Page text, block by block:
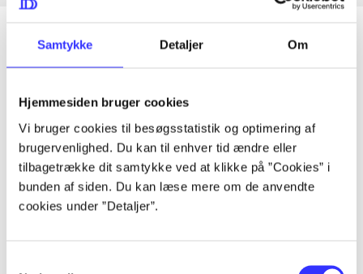
Samtykke Detaljer Om
Hjemmesiden bruger cookies
Vi bruger cookies til besøgsstatistik og optimering af
brugervenlighed. Du kan til enhver tid ændre eller
tilbagetrække dit samtykke ved at klikke på ”Cookies” i
bunden af siden. Du kan læse mere om de anvendte
cookies under ”Detaljer”.
Alle registrerede artikler fordelt på udgivelser
...
...